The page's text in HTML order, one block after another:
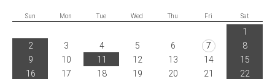
Sun Mon Tue Wed Thu Fri Sat
1
2
3 4 5 6 7
8
9
10 11 12 13 14
15
16
17 18 19 20 21
22